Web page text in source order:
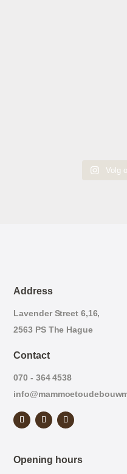
Volg
Address
Lavender Street 6,16,
2563 PS The Hague
Contact
070 - 364 4538
Opening hours